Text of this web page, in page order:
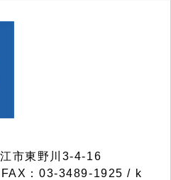
市東野川3-4-16
：03-3489-1925 / k